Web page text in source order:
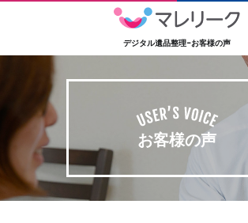
デジタル遺品整理-お客様の声
お客様の声